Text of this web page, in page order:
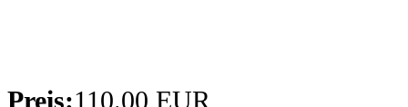
Preis:110.00 EUR